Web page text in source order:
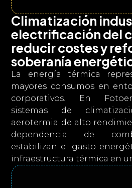
Climatización
electrificación del
reducir costes y
soberanía
La energía térmica
mayores consumos en
corporativos. En
sistemas de
aerotermia de alto
dependencia de
estabilizan el gasto
infraestructura térmica en